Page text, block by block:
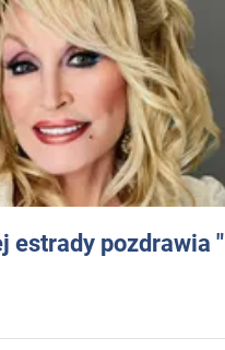
estrady pozdrawia